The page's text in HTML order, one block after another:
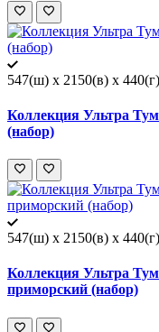
547(ш) x 2150(в) x 440(г)
Коллекция Ультра
(набор)
547(ш) x 2150(в) x 440(г)
Коллекция Ультра
приморский (набор)